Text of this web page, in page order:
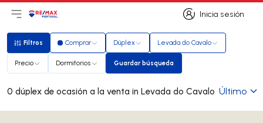
Inicia sesión
Inicia sesión
Abrir el menú principal
Logotipo
Filtros
Filtros Comprar Dúplex Levada do Cavalo
Precio Dormitorios Guardar búsqueda
Guardar búsqueda
0 dúplex de ocasión a la venta in Levada do Cavalo Último